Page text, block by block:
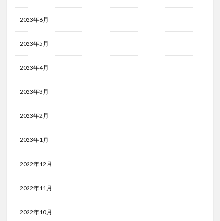
2023年6月
2023年5月
2023年4月
2023年3月
2023年2月
2023年1月
2022年12月
2022年11月
2022年10月